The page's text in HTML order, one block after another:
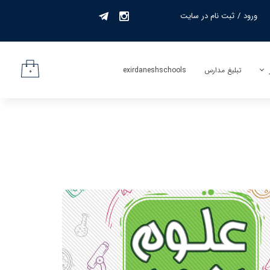
ورود / ثبت نام در سایت
تبلیغ مدارس exirdaneshschools ۰